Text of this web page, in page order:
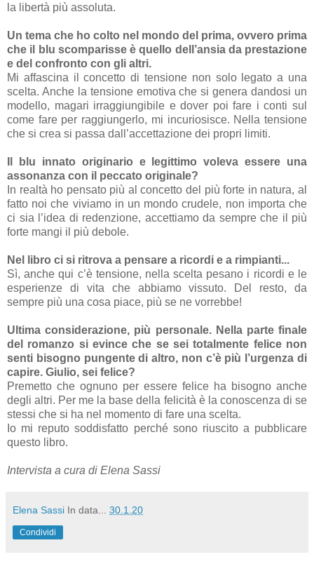
la libertà più assoluta.
Un tema che ho colto nel mondo del prima, ovvero prima
che il blu scomparisse è quello dell’ansia da prestazione
e del confronto con gli altri.
Mi affascina il concetto di tensione non solo legato a una
scelta. Anche la tensione emotiva che si genera dandosi un
modello, magari irraggiungibile e dover poi fare i conti sul
come fare per raggiungerlo, mi incuriosisce. Nella tensione
che si crea si passa dall’accettazione dei propri limiti.
Il blu innato originario e legittimo voleva essere una
assonanza con il peccato originale?
In realtà ho pensato più al concetto del più forte in natura, al
fatto noi che viviamo in un mondo crudele, non importa che
ci sia l’idea di redenzione, accettiamo da sempre che il più
forte mangi il più debole.
Nel libro ci si ritrova a pensare a ricordi e a rimpianti...
Sì, anche qui c’è tensione, nella scelta pesano i ricordi e le
esperienze di vita che abbiamo vissuto. Del resto, da
sempre più una cosa piace, più se ne vorrebbe!
Ultima considerazione, più personale. Nella parte finale
del romanzo si evince che se sei totalmente felice non
senti bisogno pungente di altro, non c’è più l’urgenza di
capire. Giulio, sei felice?
Premetto che ognuno per essere felice ha bisogno anche
degli altri. Per me la base della felicità è la conoscenza di se
stessi che si ha nel momento di fare una scelta.
Io mi reputo soddisfatto perché sono riuscito a pubblicare
questo libro.
Intervista a cura di Elena Sassi
Elena Sassi In data... 30.1.20
Condividi